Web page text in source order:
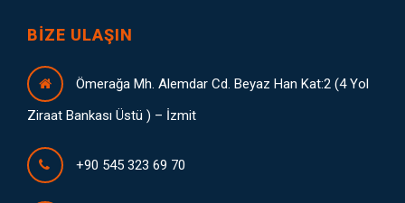
BIZE ULAŞIN
Ömerağa Mh. Alemdar Cd. Beyaz Han Kat:2 (4 Yol
Ziraat Bankası Üstü ) – İzmit
+90 545 323 69 70